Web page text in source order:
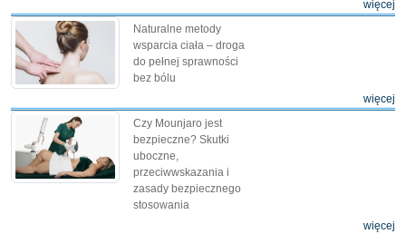
więcej
Naturalne metody
wsparcia ciała – droga
do pełnej sprawności
bez bólu
więcej
Czy Mounjaro jest
bezpieczne? Skutki
uboczne,
przeciwwskazania i
zasady bezpiecznego
stosowania
więcej